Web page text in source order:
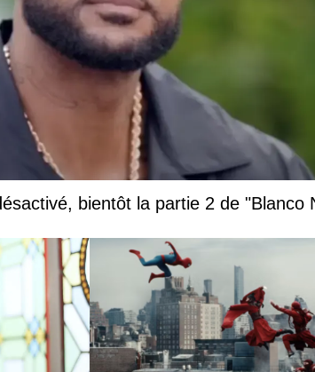
bientôt la partie 2 de "Blanco